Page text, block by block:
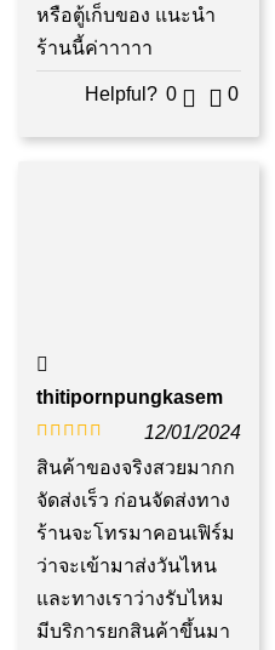
หรือตู้เก็บของ แนะนำ
ร้านนี้ค่าาาาา
Helpful? 0 0
thitipornpungkasem
ให้คะแนน
5ตั้งแต่ 1-5
คะแนน
12/01/2024
สินค้าของจริงสวยมากก
จัดส่งเร็ว ก่อนจัดส่งทาง
ร้านจะโทรมาคอนเฟิร์ม
ว่าจะเข้ามาส่งวันไหน
และทางเราว่างรับไหม
มีบริการยกสินค้าขึ้นมา